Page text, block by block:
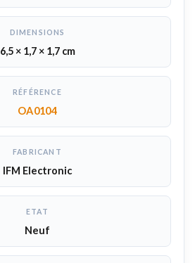
DIMENSIONS
6,5 × 1,7 × 1,7 cm
RÉFÉRENCE
OA0104
FABRICANT
IFM Electronic
ETAT
Neuf